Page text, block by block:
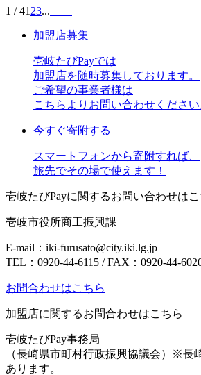
1 / 41 23...
加盟店募集
壱岐たびPayでは
加盟店を随時募集しております。
ご希望の事業者様は
こちらよりお問い合わせください
今すぐ寄附する
スマートフォンから寄附すれば、
旅先でその場で使えます！
壱岐たびPayに関するお問い合わせはこ
壱岐市役所商工振興課
E-mail：iki-furusato@city.iki.lg.jp
TEL：0920-44-6115 / FAX：0920-44-
お問合わせはこちら
加盟店に関するお問合わせはこちら
壱岐たびPay事務局
（長崎県市町村行政振興協議会）
※長
あります。